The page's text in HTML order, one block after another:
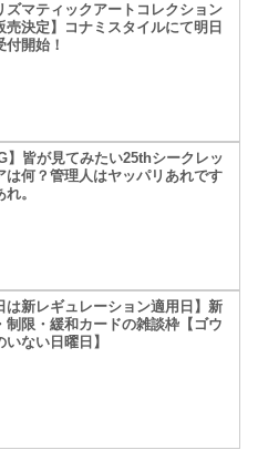
ズマティックアートコレクション
売決定】コナミスタイルにて明日
付開始！
】皆が見てみたい25thシークレッ
は何？管理人はヤッパリあれです
。
は新レギュレーション適用日】新
制限・緩和カードの雑談枠【ゴウ
いない日曜日】